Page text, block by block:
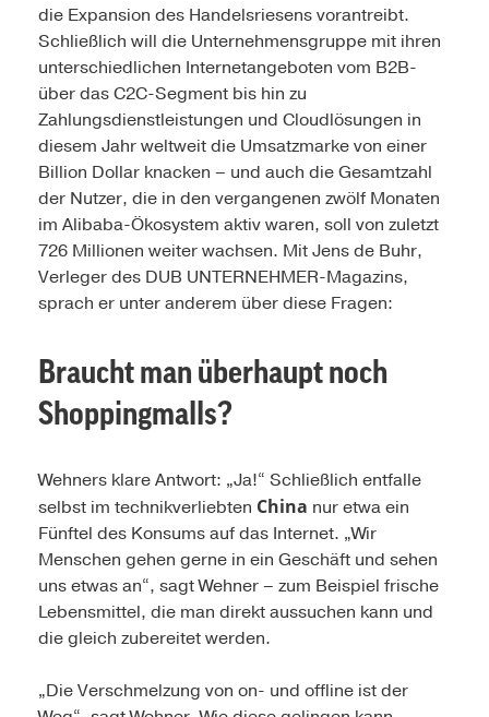
die Expansion des Handelsriesens vorantreibt.
Schließlich will die Unternehmensgruppe mit ihren
unterschiedlichen Internetangeboten vom B2B-
über das C2C-Segment bis hin zu
Zahlungsdienstleistungen und Cloudlösungen in
diesem Jahr weltweit die Umsatzmarke von einer
Billion Dollar knacken – und auch die Gesamtzahl
der Nutzer, die in den vergangenen zwölf Monaten
im Alibaba-Ökosystem aktiv waren, soll von zuletzt
726 Millionen weiter wachsen. Mit Jens de Buhr,
Verleger des DUB UNTERNEHMER-Magazins,
sprach er unter anderem über diese Fragen:
Braucht man überhaupt noch
Shoppingmalls?
Wehners klare Antwort: „Ja!“ Schließlich entfalle
selbst im technikverliebten China nur etwa ein
Fünftel des Konsums auf das Internet. „Wir
Menschen gehen gerne in ein Geschäft und sehen
uns etwas an“, sagt Wehner – zum Beispiel frische
Lebensmittel, die man direkt aussuchen kann und
die gleich zubereitet werden.
„Die Verschmelzung von on- und offline ist der